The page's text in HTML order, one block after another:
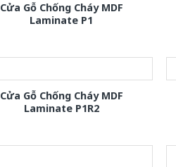
Cửa Gỗ Chống Cháy MDF
Laminate P1
Cửa Gỗ Chống Cháy MDF
Laminate P1R2